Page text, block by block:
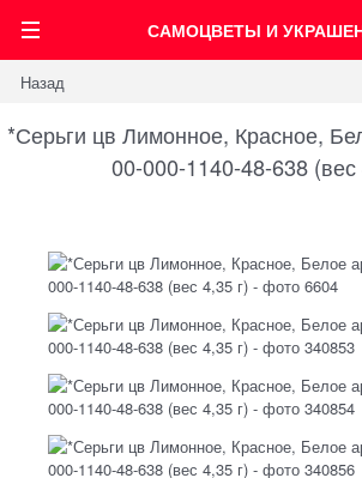
САМОЦВЕТЫ И
Назад
*Серьги цв Лимонное, Красное,
00-000-1140-48-638 (вес